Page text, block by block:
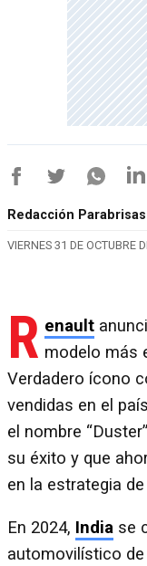
Redacción Parabrisas
VIERNES 31 DE OCTUBRE
R enault
modelo más
Verdadero ícono
vendidas en el
el nombre
su éxito y que
en la estrategia
En 2024, India se
automovilístico